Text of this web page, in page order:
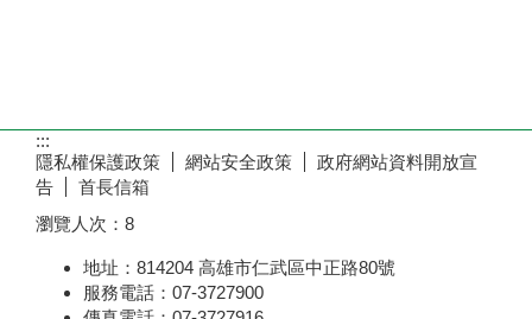
:::
隱私權保護政策
網站安全政策
政府網站資料開放宣
告
首長信箱
瀏覽人次： 8
地址：814204 高雄市仁武區中正路80號
服務電話：07-3727900